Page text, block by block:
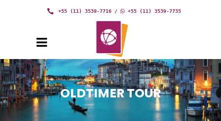
+55 (11) 3539-7716 / +55 (11) 3539-7735
OLDTIMER TOUR